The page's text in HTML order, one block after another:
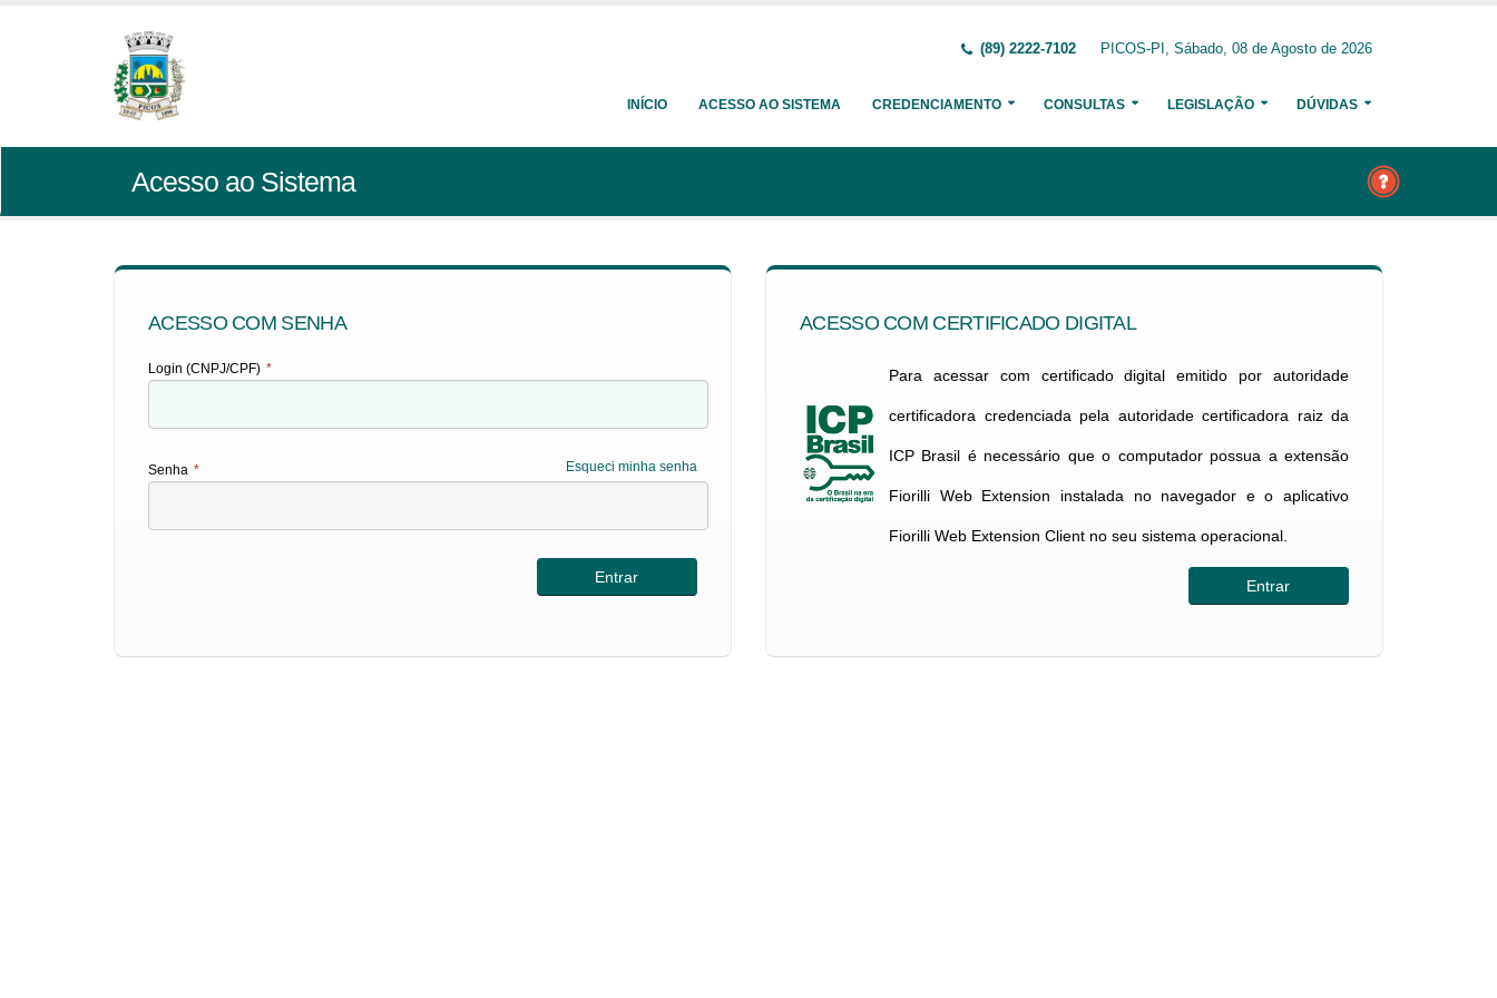
(89) 2222-7102 PICOS-PI, Sábado, 08 de Agosto de 2026
INÍCIO ACESSO AO SISTEMA CREDENCIAMENTO CONSULTAS LEGISLAÇÃO DÚVIDAS
Acesso ao Sistema
ACESSO COM SENHA
Login (CNPJ/CPF) *
Esqueci minha senha
Senha *
ACESSO COM CERTIFICADO DIGITAL
Para acessar com certificado digital emitido por autoridade
certificadora credenciada pela autoridade certificadora raiz da
ICP Brasil é necessário que o computador possua a extensão
Fiorilli Web Extension instalada no navegador e o aplicativo
Fiorilli Web Extension Client no seu sistema operacional.